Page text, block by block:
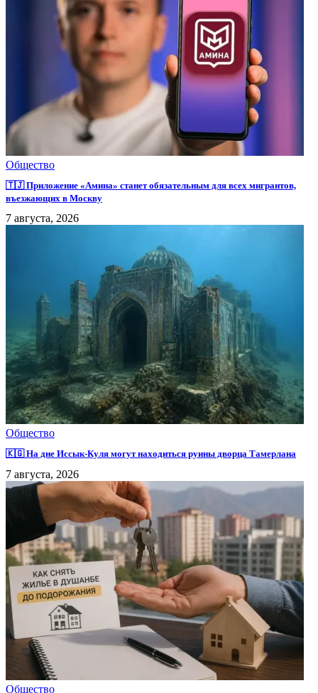
Общество
🇹🇯 Приложение «Амина» станет обязательным для всех мигрантов,
въезжающих в Москву
7 августа, 2026
Общество
🇰🇬 На дне Иссык-Куля могут находиться руины дворца Тамерлана
7 августа, 2026
Общество